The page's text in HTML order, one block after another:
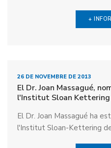
+
26 DE NOVEMBRE DE 2013
El Dr. Joan Massagué,
l'Institut Sloan Kettering
El Dr. Joan Massagué ha
l'Institut Sloan-Kettering de